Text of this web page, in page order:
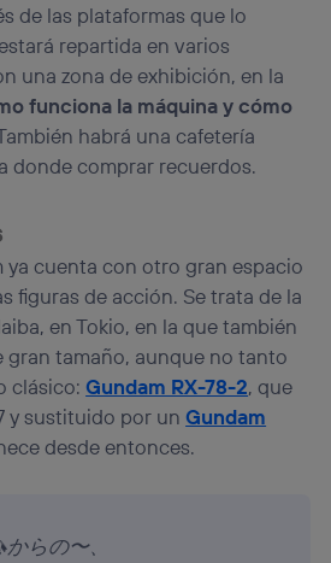
de las plataformas que lo
repartida en varios
una zona de exhibición, en la
funciona la máquina y cómo
habrá una cafetería
donde comprar recuerdos.
ya cuenta con otro gran espacio
figuras de acción. Se trata de la
en Tokio, en la que también
gran tamaño, aunque no tanto
clásico:Gundam RX-78-2, que
y sustituido por unGundam
desde entonces.
らの〜、